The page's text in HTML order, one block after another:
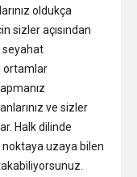
oldukça
sizler açısından
seyahat
ortamlar
ve sizler
Halk dilinde
uzaya bilen